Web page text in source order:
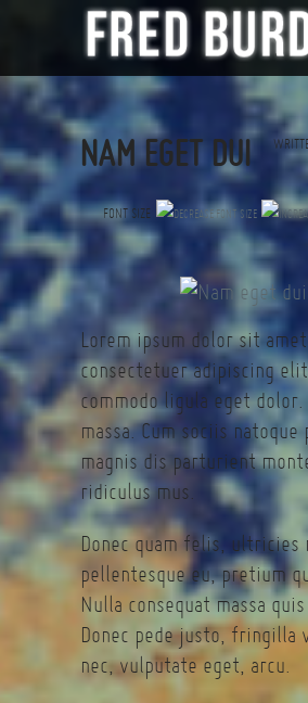
NAM EGET DUI
FONT SIZE
Lorem ipsum dolor sit
consectetuer adipiscing
commodo ligula eget dolor.
massa. Cum sociis
magnis dis parturient
ridiculus mus.
Donec quam felis, ultricies
pellentesque eu, pretium
Nulla consequat massa
Donec pede justo, fringilla
nec, vulputate eget, arcu.